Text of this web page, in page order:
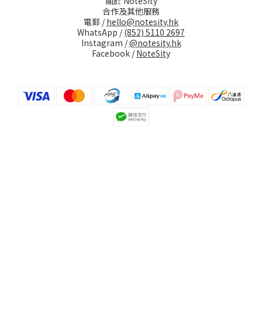
合作及其他服務
電郵 /hello@notesity.hk
WhatsApp /(852) 5110 2697
Instagram /@notesity.hk
Facebook /NoteSity